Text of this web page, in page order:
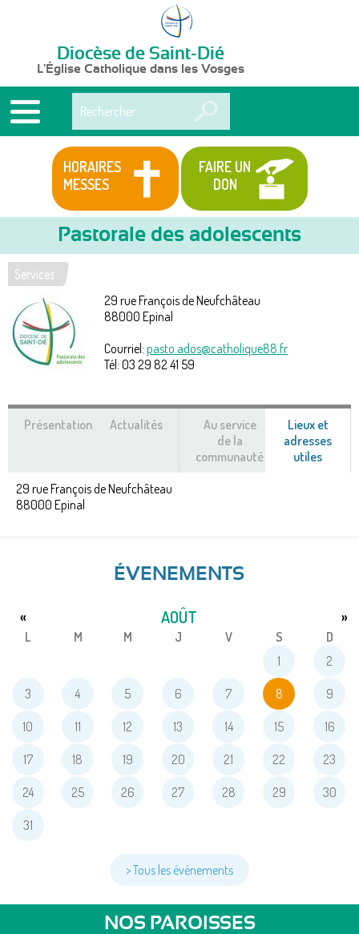
Diocèse de Saint-Dié
L'Église Catholique dans les Vosges
HORAIRES
MESSES
FAIRE UN
DON
Vous
êtes
ici
Services
Pastorale des adolescents
29 rue François de Neufchâteau
88000 Epinal
Courriel: pasto.ados@catholique88.fr
Tél: 03 29 82 41 59
Présentation Actualités
Au service
de la
communauté
Lieux et
adresses
utiles
actif)
29 rue François de Neufchâteau
88000 Epinal
ÉVENEMENTS
AOÛT
« »
L M M J V S
D
1
2
3 4 5 6 7 8 9
10 11 12 13 14 15 16
17 18 19 20 21 22 23
24 25 26 27 28 29 30
31
> Tous les événements
NOS PAROISSES